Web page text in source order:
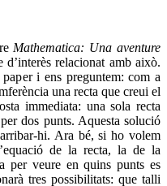
Mathematica: Una aventure
d’interès relacionat amb això.
i ens preguntem: com a
una recta que creui el
immediata: una sola recta
dos punts. Aquesta solució
hi. Ara bé, si ho volem
de la recta, la de la
per veure en quins punts es
tres possibilitats: que talli